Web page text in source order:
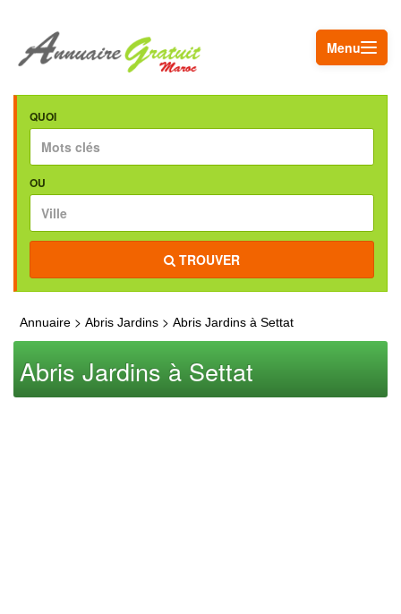
Menu
QUOI
OU
TROUVER
Annuaire > Abris Jardins > Abris Jardins à Settat
Abris Jardins à Settat